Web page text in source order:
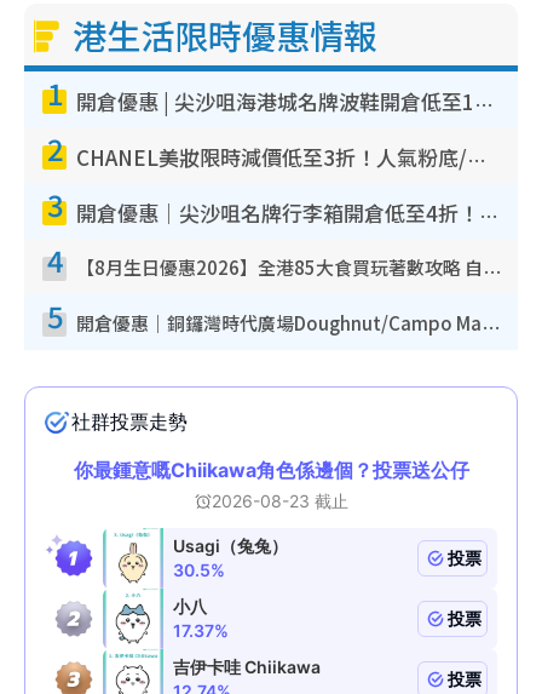
港生活限時優惠情報
1 開倉優惠 | 尖沙咀海港城名牌波鞋開倉低至1折！On鞋$899起／Joy&Peace鞋履$98起
2 CHANEL美妝限時減價低至3折！人氣粉底/唇膏/精華液低至$275！COCO香水都有平
3 開倉優惠｜尖沙咀名牌行李箱開倉低至4折！一連5日 American Tourister/ace./Hallmark $200起！
4 【8月生日優惠2026】全港85大食買玩著數攻略 自助餐/火鍋放題同行免費＋誠品/DONKI送現金券
5 開倉優惠｜銅鑼灣時代廣場Doughnut/Campo Marzio開倉低至1折！背囊、書包、手袋劈價$200起